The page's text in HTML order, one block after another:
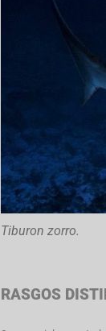
Tiburon zorro.
RASGOS